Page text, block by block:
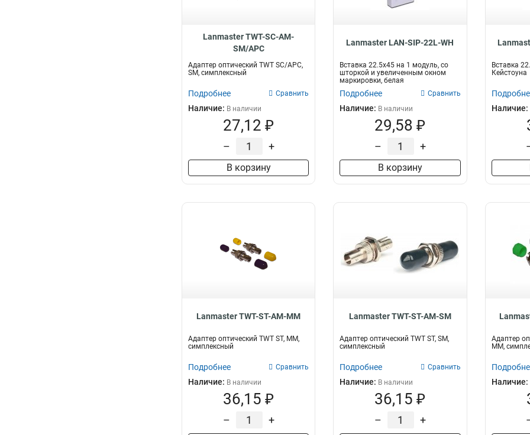
Lanmaster TWT-SC-AM-
SM/APC
Адаптер оптический TWT SC/APC,
SM, симплексный
Подробнее Сравнить
Наличие: В наличии
27,12 ₽
– +
В корзину
Lanmaster LAN-SIP-22L-WH
Вставка 22.5x45 на 1 модуль, со
шторкой и увеличенным окном
маркировки, белая
Подробнее Сравнить
Наличие: В наличии
29,58 ₽
– +
В корзину
Вставка
Кейстоуна
Наличие:
Lanmaster TWT-ST-AM-MM
Адаптер оптический TWT ST, MM,
симплексный
Подробнее Сравнить
Наличие: В наличии
36,15 ₽
– +
Lanmaster TWT-ST-AM-SM
Адаптер оптический TWT ST, SM,
симплексный
Подробнее Сравнить
Наличие: В наличии
36,15 ₽
– +
Адаптер
MM,
Наличие: